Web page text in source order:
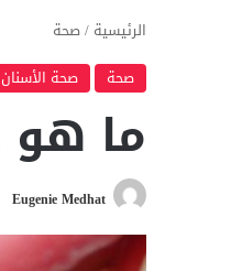
الرئيسية /صحة
صحة
صحة الأسنان
ما هو
Eugenie Medhat